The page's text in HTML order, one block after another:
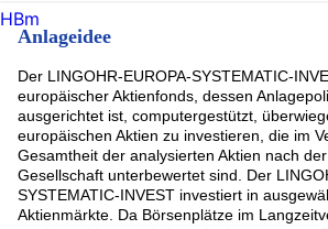
Anlageidee
Der LINGOHR-EUROPA-SYSTEMATIC-
europäischer Aktienfonds, dessen
ausgerichtet ist, computergestützt,
europäischen Aktien zu investieren, die im
Gesamtheit der analysierten Aktien nach
Gesellschaft unterbewertet sind. Der
SYSTEMATIC-INVEST investiert in
Aktienmärkte. Da Börsenplätze im
HBm